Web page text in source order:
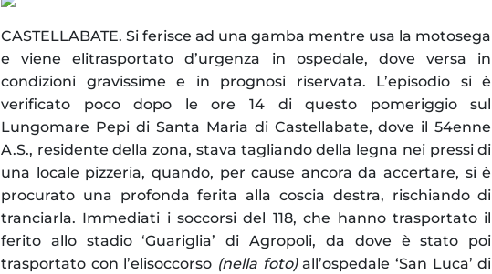
CASTELLABATE. Si ferisce ad una gamba mentre usa la motosega
e viene elitrasportato d’urgenza in ospedale, dove versa in
condizioni gravissime e in prognosi riservata. L’episodio si è
verificato poco dopo le ore 14 di questo pomeriggio sul
Lungomare Pepi di Santa Maria di Castellabate, dove il 54enne
A.S., residente della zona, stava tagliando della legna nei pressi di
una locale pizzeria, quando, per cause ancora da accertare, si è
procurato una profonda ferita alla coscia destra, rischiando di
tranciarla. Immediati i soccorsi del 118, che hanno trasportato il
ferito allo stadio ‘Guariglia’ di Agropoli, da dove è stato poi
trasportato con l’elisoccorso (nella foto)all’ospedale ‘San Luca’ di